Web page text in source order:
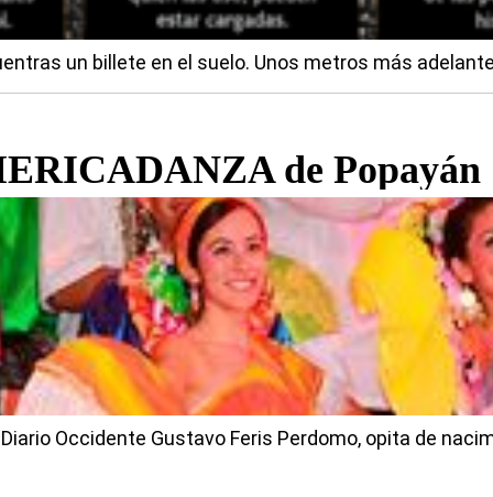
un billete en el suelo. Unos metros más
de Popayán
Occidente Gustavo Feris Perdomo, opita de